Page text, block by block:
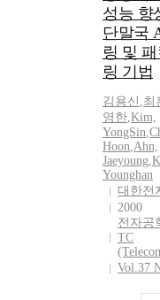
데, 이는
권위주의
중국에 각
의 충격을
상할 수 있
우 트럼프
국 내 제조
위해 외국
통제를 강
는데, 서비
이 좀 더
자들의 물
서비스가
게 외주화
어 국내
란 충격을
국의 경우
heaviness
numbness
(21.7%). 3.
of illness
(73.9%). 4.
varicose
in 16case
follwed by
type III
to the
Weiss. 5.
injection
injection
(52.2%),
성능 향
단말국
링 및
링 기법
김용신 ,최
영한,Kim,
YongSin,
Hoon,Ahn,
Jaeyoung,
Younghan
대한전
2000
전자공
TC
Vol.37